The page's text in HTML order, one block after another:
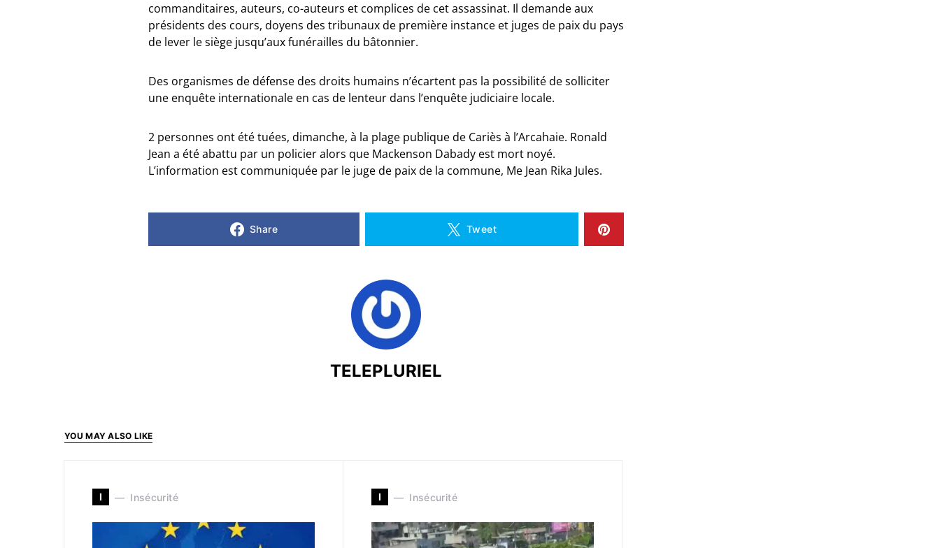
commanditaires, auteurs, co-auteurs et complices de cet assassinat. Il demande aux
présidents des cours, doyens des tribunaux de première instance et juges de paix du pays
de lever le siège jusqu’aux funérailles du bâtonnier.
Des organismes de défense des droits humains n’écartent pas la possibilité de solliciter
une enquête internationale en cas de lenteur dans l’enquête judiciaire locale.
2 personnes ont été tuées, dimanche, à la plage publique de Cariès à l’Arcahaie. Ronald
Jean a été abattu par un policier alors que Mackenson Dabady est mort noyé.
L’information est communiquée par le juge de paix de la commune, Me Jean Rika Jules.
Share Tweet
TELEPLURIEL
YOU MAY ALSO LIKE
I Insécurité I Insécurité